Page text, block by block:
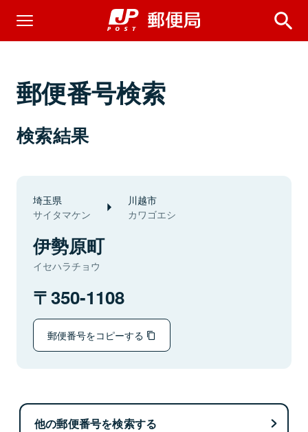
郵便番号検索
検索結果
埼玉県
サイタマケン
川越市
カワゴエシ
伊勢原町
イセハラチョウ
350-1108
郵便番号をコピーする
他の郵便番号を検索する